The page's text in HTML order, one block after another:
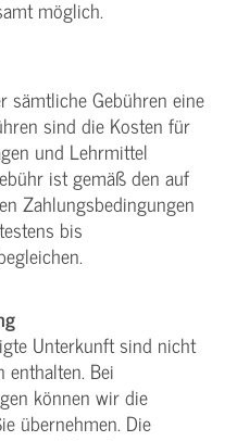
möglich.
sämtliche Gebühren eine
sind die Kosten für
und Lehrmittel
ist gemäß den auf
Zahlungsbedingungen
bis
Unterkunft sind nicht
enthalten. Bei
können wir die
übernehmen. Die